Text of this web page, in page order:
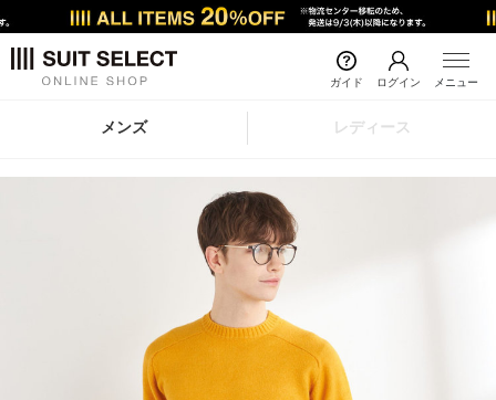
ガイド ログイン メニュー
メンズ レディース